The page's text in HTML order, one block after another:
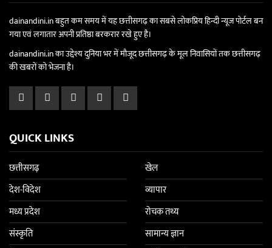
dainandini.in बहुत कम समय में यह छत्तीसगढ़ का सबसे लोकप्रिय हिन्दी न्यूज पोर्टल बन
गया एवं लगातार अपनी प्रतिष्ठा बरकरार रखे हुए है।
dainandini.in का उद्देश्य दुनिया भर में मौजूद छत्तीसगढ़ के मूल निवासियों तक छत्तीसगढ़
की खबरों को भेजना है।
QUICK LINKS
छत्तीसगढ़
देश-विदेश
मध्य प्रदेश
संस्कृति
खेल
व्यापार
रोचक तथ्य
सामान्य ज्ञान